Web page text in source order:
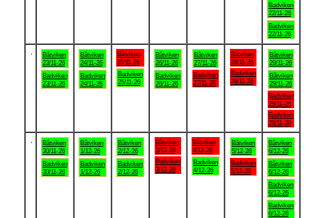
Badviken
22/11-26
Badviken
22/11-26
Båtviken
23/11-26
Badviken
23/11-26
Båtviken
24/11-26
Badviken
24/11-26
Båtviken
25/11-26
Badviken
25/11-26
Båtviken
26/11-26
Badviken
26/11-26
Båtviken
27/11-26
Badviken
27/11-26
Båtviken
28/11-26
Badviken
28/11-26
Båtviken
29/11-26
Båtviken
29/11-26
Badviken
29/11-26
Badviken
29/11-26
Båtviken
30/11-26
Badviken
30/11-26
Båtviken
1/12-26
Badviken
1/12-26
Båtviken
2/12-26
Badviken
2/12-26
Båtviken
3/12-26
Badviken
3/12-26
Båtviken
4/12-26
Badviken
4/12-26
Båtviken
5/12-26
Badviken
5/12-26
Båtviken
6/12-26
Båtviken
6/12-26
Badviken
6/12-26
Badviken
6/12-26